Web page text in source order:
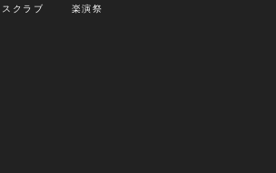
スクラブ 楽演祭